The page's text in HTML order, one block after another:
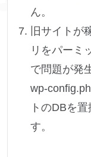
ん。
旧サイトが
リをパーミ
で問題が発
wp-
トのDBを
す。